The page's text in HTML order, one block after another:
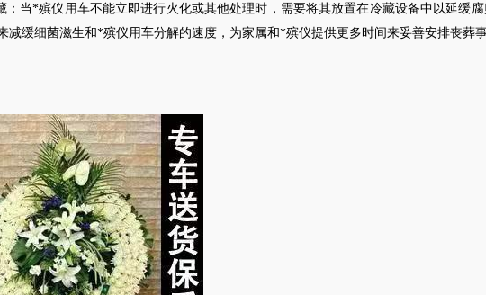
：当*殡仪用车不能立即进行火化或其他处理时，需要将其放置在冷藏设备中以延缓腐
减缓细菌滋生和*殡仪用车分解的速度，为家属和*殡仪提供更多时间来妥善安排丧葬事